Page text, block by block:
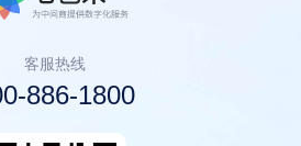
客服热线
886-1800